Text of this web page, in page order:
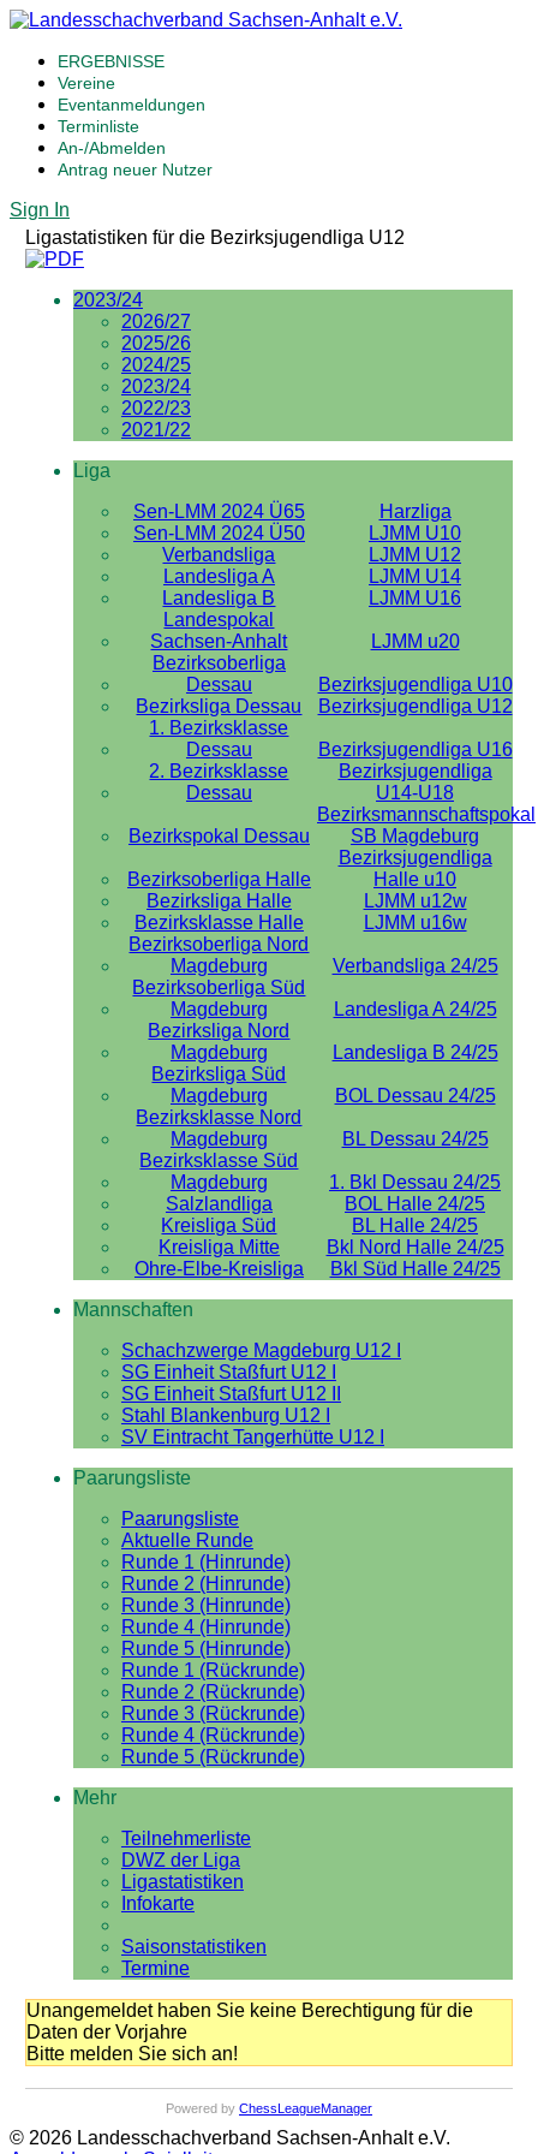
ERGEBNISSE
Vereine
Eventanmeldungen
Terminliste
An-/Abmelden
Antrag neuer Nutzer
Sign In
Ligastatistiken für die Bezirksjugendliga U12
2023/24
2026/27
2025/26
2024/25
2023/24
2022/23
2021/22
Liga
Sen-LMM 2024 Ü65
Harzliga
Sen-LMM 2024 Ü50
LJMM U10
Verbandsliga
LJMM U12
Landesliga A
LJMM U14
Landesliga B
LJMM U16
Landespokal
Sachsen-Anhalt
LJMM u20
Bezirksoberliga
Dessau
Bezirksjugendliga U10
Bezirksliga Dessau
Bezirksjugendliga U12
1. Bezirksklasse
Dessau
Bezirksjugendliga U16
2. Bezirksklasse
Dessau
Bezirksjugendliga
U14-U18
Bezirkspokal Dessau
Bezirksmannschaftspokal
SB Magdeburg
Bezirksoberliga Halle
Bezirksjugendliga
Halle u10
Bezirksliga Halle
LJMM u12w
Bezirksklasse Halle
LJMM u16w
Bezirksoberliga Nord
Magdeburg
Verbandsliga 24/25
Bezirksoberliga Süd
Magdeburg
Landesliga A 24/25
Bezirksliga Nord
Magdeburg
Landesliga B 24/25
Bezirksliga Süd
Magdeburg
BOL Dessau 24/25
Bezirksklasse Nord
Magdeburg
BL Dessau 24/25
Bezirksklasse Süd
Magdeburg
1. Bkl Dessau 24/25
Salzlandliga
BOL Halle 24/25
Kreisliga Süd
BL Halle 24/25
Kreisliga Mitte
Bkl Nord Halle 24/25
Ohre-Elbe-Kreisliga
Bkl Süd Halle 24/25
Mannschaften
Schachzwerge Magdeburg U12 I
SG Einheit Staßfurt U12 I
SG Einheit Staßfurt U12 II
Stahl Blankenburg U12 I
SV Eintracht Tangerhütte U12 I
Paarungsliste
Paarungsliste
Aktuelle Runde
Runde 1 (Hinrunde)
Runde 2 (Hinrunde)
Runde 3 (Hinrunde)
Runde 4 (Hinrunde)
Runde 5 (Hinrunde)
Runde 1 (Rückrunde)
Runde 2 (Rückrunde)
Runde 3 (Rückrunde)
Runde 4 (Rückrunde)
Runde 5 (Rückrunde)
Mehr
Teilnehmerliste
DWZ der Liga
Ligastatistiken
Infokarte
Saisonstatistiken
Termine
Unangemeldet haben Sie keine Berechtigung für die
Daten der Vorjahre
Bitte melden Sie sich an!
Powered by ChessLeagueManager
© 2026 Landesschachverband Sachsen-Anhalt e.V.